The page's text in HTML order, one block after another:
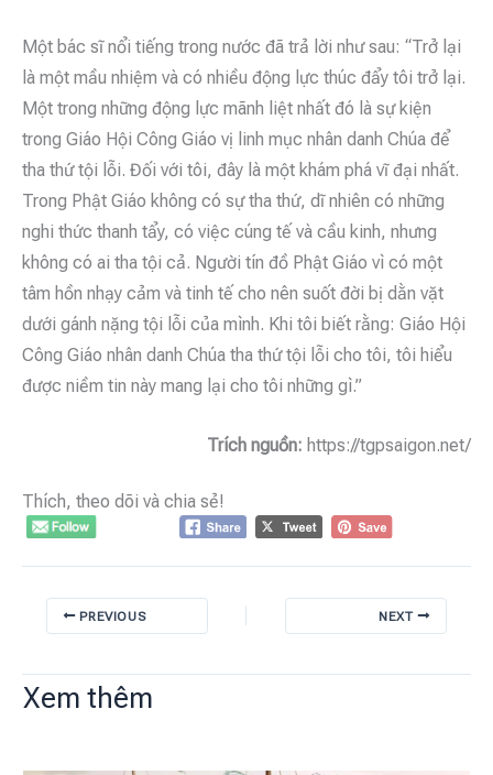
Một bác sĩ nổi tiếng trong nước đã trả lời như sau: “Trở lại
là một mầu nhiệm và có nhiều động lực thúc đẩy tôi trở lại.
Một trong những động lực mãnh liệt nhất đó là sự kiện
trong Giáo Hội Công Giáo vị linh mục nhân danh Chúa để
tha thứ tội lỗi. Đối với tôi, đây là một khám phá vĩ đại nhất.
Trong Phật Giáo không có sự tha thứ, dĩ nhiên có những
nghi thức thanh tẩy, có việc cúng tế và cầu kinh, nhưng
không có ai tha tội cả. Người tín đồ Phật Giáo vì có một
tâm hồn nhạy cảm và tinh tế cho nên suốt đời bị dằn vặt
dưới gánh nặng tội lỗi của mình. Khi tôi biết rằng: Giáo Hội
Công Giáo nhân danh Chúa tha thứ tội lỗi cho tôi, tôi hiểu
được niềm tin này mang lại cho tôi những gì.”
Trích nguồn: https://tgpsaigon.net/
Thích, theo dõi và chia sẻ!
PREVIOUS NEXT
Xem thêm